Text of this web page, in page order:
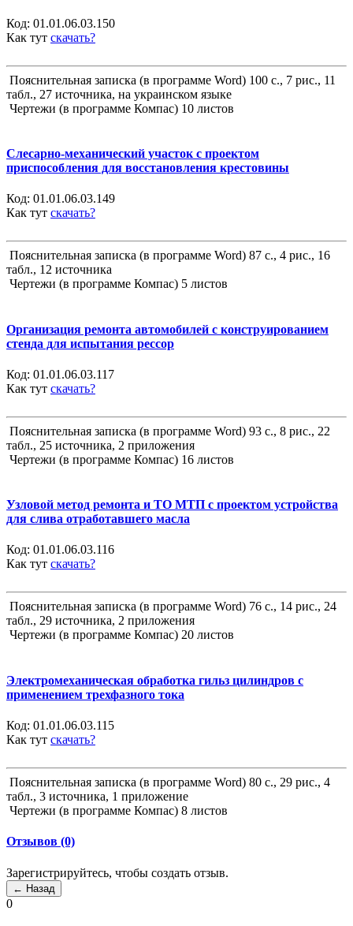
Код: 01.01.06.03.150
Как тут скачать?
Пояснительная записка (в программе Word) 100 с., 7 рис., 11
табл., 27 источника, на украинском языке
Чертежи (в программе Компас) 10 листов
Слесарно-механический участок с проектом
приспособления для восстановления крестовины
Код: 01.01.06.03.149
Как тут скачать?
Пояснительная записка (в программе Word) 87 с., 4 рис., 16
табл., 12 источника
Чертежи (в программе Компас) 5 листов
Организация ремонта автомобилей с конструированием
стенда для испытания рессор
Код: 01.01.06.03.117
Как тут скачать?
Пояснительная записка (в программе Word) 93 с., 8 рис., 22
табл., 25 источника, 2 приложения
Чертежи (в программе Компас) 16 листов
Узловой метод ремонта и ТО МТП с проектом устройства
для слива отработавшего масла
Код: 01.01.06.03.116
Как тут скачать?
Пояснительная записка (в программе Word) 76 с., 14 рис., 24
табл., 29 источника, 2 приложения
Чертежи (в программе Компас) 20 листов
Электромеханическая обработка гильз цилиндров с
применением трехфазного тока
Код: 01.01.06.03.115
Как тут скачать?
Пояснительная записка (в программе Word) 80 с., 29 рис., 4
табл., 3 источника, 1 приложение
Чертежи (в программе Компас) 8 листов
Отзывов (0)
Зарегистрируйтесь, чтобы создать отзыв.
0